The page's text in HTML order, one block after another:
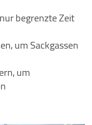
begrenzte Zeit
um Sackgassen
um